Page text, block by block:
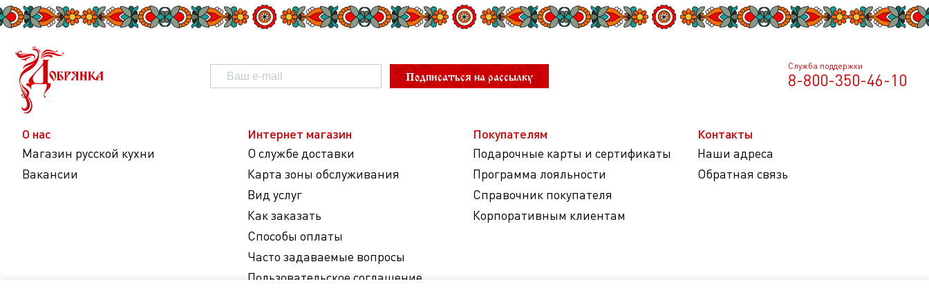
Подписаться на рассылку
Служба поддержки
8-800-350-46-10
О нас
Магазин русской кухни
Вакансии
Интернет магазин
О службе доставки
Карта зоны обслуживания
Вид услуг
Как заказать
Способы оплаты
Часто задаваемые вопросы
Пользовательское соглашение
Покупателям
Подарочные карты и сертификаты
Программа лояльности
Справочник покупателя
Корпоративным клиентам
Контакты
Наши адреса
Обратная связь